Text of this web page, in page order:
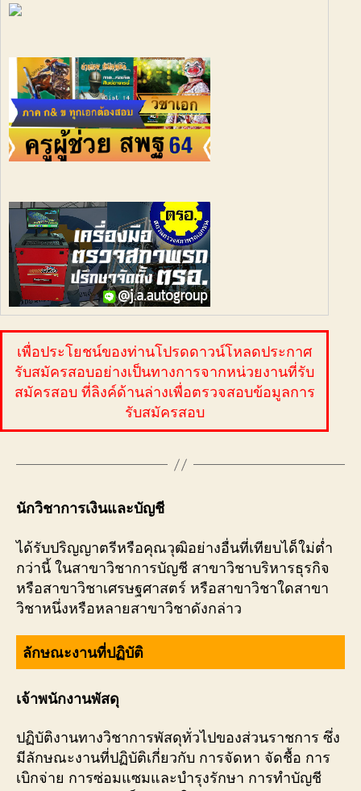
เพื่อประโยชน์ของท่านโปรดดาวน์โหลดประกาศ
รับสมัครสอบอย่างเป็นทางการจากหน่วยงานที่รับ
สมัครสอบ ที่ลิงค์ด้านล่างเพื่อตรวจสอบข้อมูลการ
รับสมัครสอบ
นักวิชาการเงินและบัญชี
ได้รับปริญญาตรีหรือคุณวุฒิอย่างอื่นที่เทียบได็ใม่ตํ่า
กว่านี้ ในสาขาวิชาการบัญชี สาขาวิชาบริหารธุรกิจ
หรือสาขาวิชาเศรษฐศาสตร์ หรือสาขาวิชาใดสาขา
วิชาหนึ่งหรือหลายสาขาวิชาดังกล่าว
ลักษณะงานที่ปฏิบัติ
เจ้าพนักงานพัสดุ
ปฏิบัติงานทางวิชาการพัสดุทั่วไปของส่วนราชการ ซึ่ง
มีลักษณะงานที่ปฏิบัติเกี่ยวกับ การจัดหา จัดชื้อ การ
เบิกจ่าย การซ่อมแซมและบำรุงรักษา การทำบัญชี